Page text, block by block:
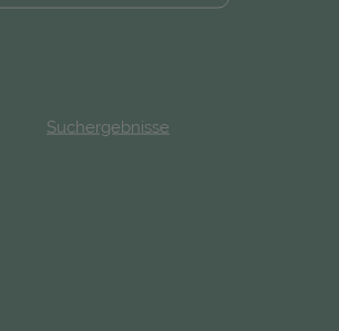
Suchergebnisse